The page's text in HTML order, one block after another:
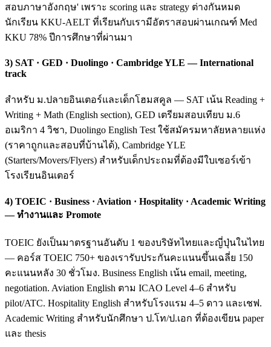
สอบภาษาอังกฤษ' เพราะ scoring และ strategy ต่างกันหมด
นักเรียน KKU-AELT ที่เรียนกับเรามีอัตราสอบผ่านเกณฑ์ Med
KKU 78% ปีการศึกษาที่ผ่านมา
3) SAT · GED · Duolingo · Cambridge YLE — International
track
สำหรับ ม.ปลายอินเตอร์และเด็กโฮมสคูล — SAT เน้น Reading +
Writing + Math (English section), GED เตรียมสอบเทียบ ม.6
อเมริกา 4 วิชา, Duolingo English Test ใช้สมัครมหาลัยหลายแห่ง
(ราคาถูกและสอบที่บ้านได้), Cambridge YLE
(Starters/Movers/Flyers) สำหรับเด็กประถมที่ต้องมีใบเซอร์เข้า
โรงเรียนอินเตอร์
4) TOEIC · Business · Aviation · Hospitality · Academic Writing
— ทำงานและ Promote
TOEIC ยังเป็นมาตรฐานอันดับ 1 ของบริษัทไทยและญี่ปุ่นในไทย
— คอร์ส TOEIC 750+ ของเรารับประกันคะแนนขึ้นเฉลี่ย 150
คะแนนหลัง 30 ชั่วโมง. Business English เน้น email, meeting,
negotiation. Aviation English ตาม ICAO Level 4–6 สำหรับ
pilot/ATC. Hospitality English สำหรับโรงแรม 4–5 ดาว และเชฟ.
Academic Writing สำหรับนักศึกษา ป.โท/ป.เอก ที่ต้องเขียน paper
และ thesis